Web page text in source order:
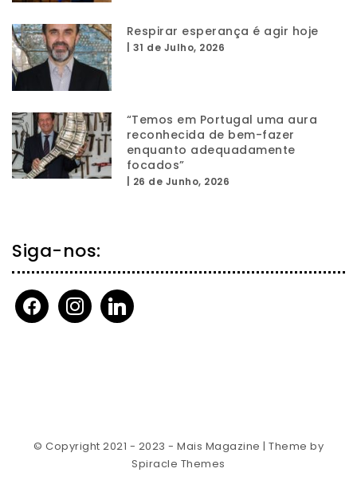
Respirar esperança é agir hoje
31 de Julho, 2026
“Temos em Portugal uma aura
reconhecida de bem-fazer
enquanto adequadamente
focados”
26 de Junho, 2026
Siga-nos:
facebookinstagramlinkedin
© Copyright 2021 - 2023 - Mais Magazine | Theme by
Spiracle Themes